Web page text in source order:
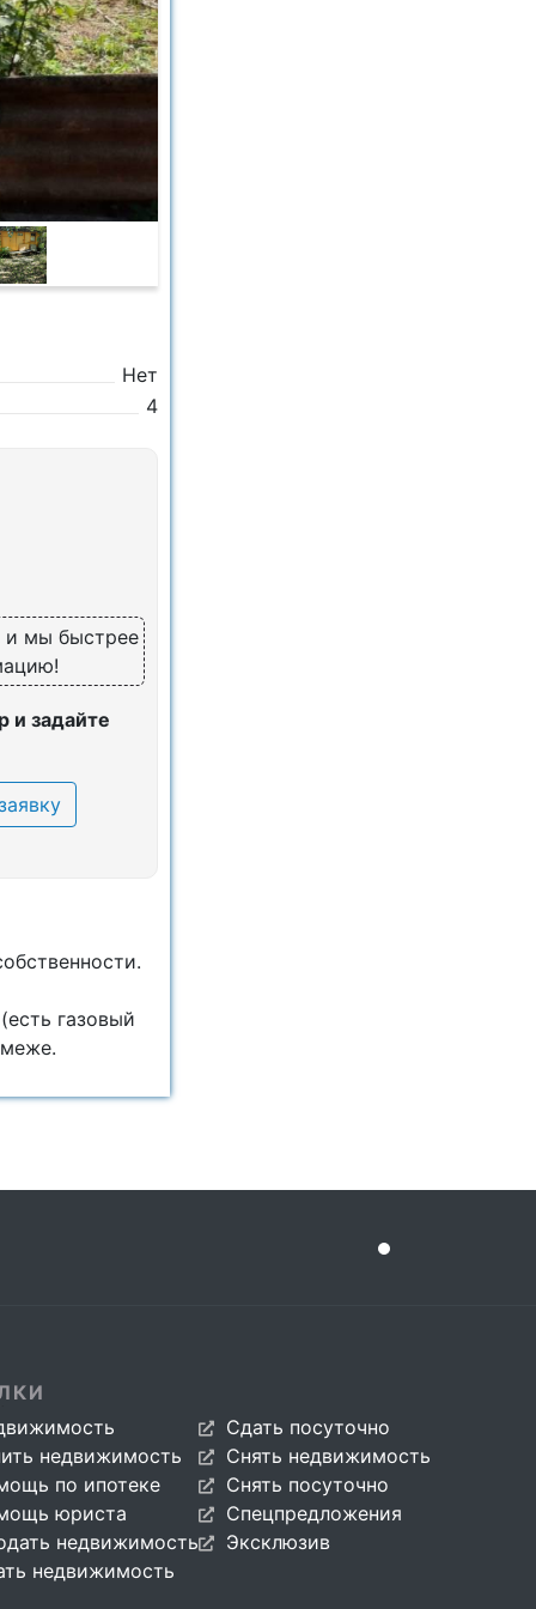
Нет
4
и мы быстрее
и задайте
газовый
недвижимость
по ипотеке
юриста
недвижимость
недвижимость
Сдать посуточно
Снять недвижимость
Снять посуточно
Спецпредложения
Эксклюзив